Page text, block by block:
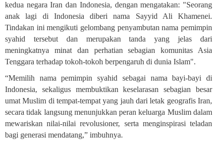
kedua negara Iran dan Indonesia, dengan mengatakan: "Seorang
anak lagi di Indonesia diberi nama Sayyid Ali Khamenei.
Tindakan ini mengikuti gelombang penyambutan nama pemimpin
syahid tersebut dan merupakan tanda yang jelas dari
meningkatnya minat dan perhatian sebagian komunitas Asia
Tenggara terhadap tokoh-tokoh berpengaruh di dunia Islam."
“Memilih nama pemimpin syahid sebagai nama bayi-bayi di
Indonesia, sekaligus membuktikan keselarasan sebagian besar
umat Muslim di tempat-tempat yang jauh dari letak geografis Iran,
secara tidak langsung menunjukkan peran keluarga Muslim dalam
mewariskan nilai-nilai revolusioner, serta menginspirasi teladan
bagi generasi mendatang,” imbuhnya.